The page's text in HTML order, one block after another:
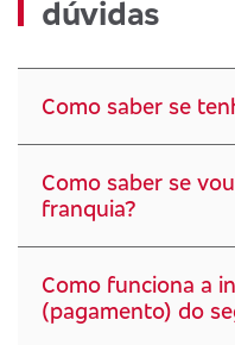
dúvidas
Como saber se
Como saber se
franquia?
Como funciona a
(pagamento) do